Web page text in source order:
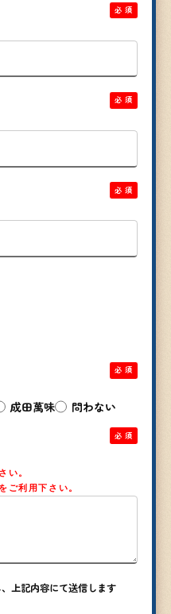
必須
必須
必須
必須
成田萬味 問わない
い。
ご利用下さい。
必須
上記内容にて送信します